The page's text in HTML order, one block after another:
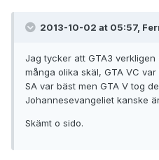
2013-10-02 at 05:57,
Jag tycker att GTA3
många olika skäl, GTA VC
SA var bäst men GTA V tog
Johannesevangeliet kanske
Skämt o sido.